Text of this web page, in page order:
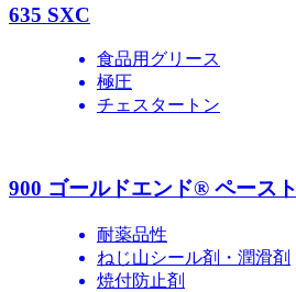
635 SXC
食品用グリース
極圧
チェスタートン
900 ゴールドエンド® ペースト
耐薬品性
ねじ山シール剤・潤滑剤
焼付防止剤